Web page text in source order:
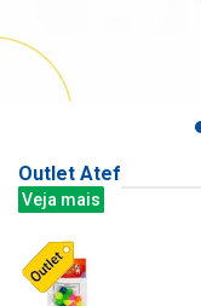
Outlet Atef
Veja mais